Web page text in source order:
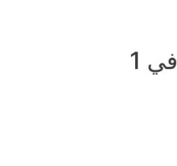
مجموعة VGR V-207 احترافية 7 في 1